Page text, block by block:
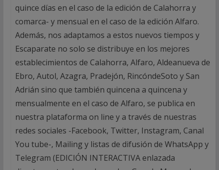
quince días en el caso de la edición de Calahorra y
comarca- y mensual en el caso de la edición Alfaro.
Además, nos adaptamos a estos nuevos tiempos y
Escaparate no solo se distribuye en los mejores
establecimientos de Calahorra, Alfaro, Aldeanueva de
Ebro, Autol, Azagra, Pradejón, RincóndeSoto y San
Adrián sino que también quincena a quincena y
mensualmente en el caso de Alfaro, se publica en
nuestra plataforma on line y a través de nuestras
redes sociales -Facebook, Twitter, Instagram, Canal
You tube-, Mailing y listas de difusión de WhatsApp y
Telegram (EDICIÓN INTERACTIVA enlazada